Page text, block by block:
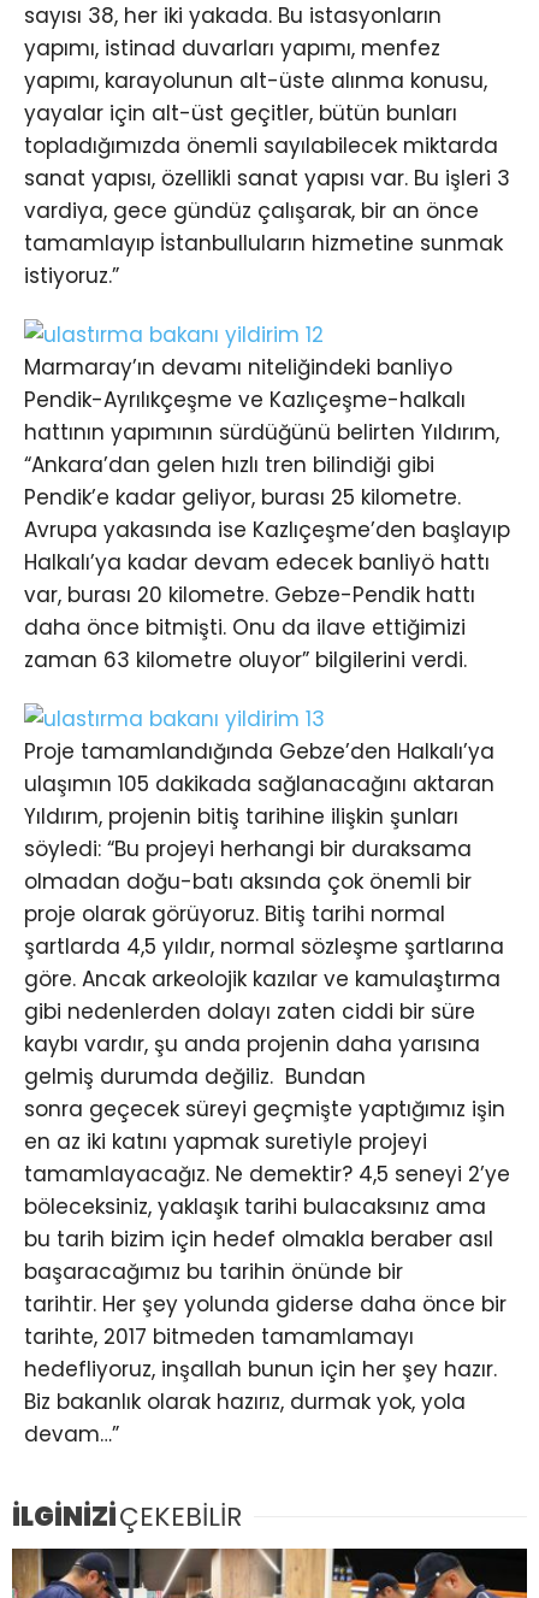
sayısı 38, her iki yakada. Bu istasyonların
yapımı, istinad duvarları yapımı, menfez
yapımı, karayolunun alt-üste alınma konusu,
yayalar için alt-üst geçitler, bütün bunları
topladığımızda önemli sayılabilecek miktarda
sanat yapısı, özellikli sanat yapısı var. Bu işleri 3
vardiya, gece gündüz çalışarak, bir an önce
tamamlayıp İstanbulluların hizmetine sunmak
istiyoruz.”
Marmaray’ın devamı niteliğindeki banliyo
Pendik-Ayrılıkçeşme ve Kazlıçeşme-halkalı
hattının yapımının sürdüğünü belirten Yıldırım,
“Ankara’dan gelen hızlı tren bilindiği gibi
Pendik’e kadar geliyor, burası 25 kilometre.
Avrupa yakasında ise Kazlıçeşme’den başlayıp
Halkalı’ya kadar devam edecek banliyö hattı
var, burası 20 kilometre. Gebze-Pendik hattı
daha önce bitmişti. Onu da ilave ettiğimizi
zaman 63 kilometre oluyor” bilgilerini verdi.
Proje tamamlandığında Gebze’den Halkalı’ya
ulaşımın 105 dakikada sağlanacağını aktaran
Yıldırım, projenin bitiş tarihine ilişkin şunları
söyledi: “Bu projeyi herhangi bir duraksama
olmadan doğu-batı aksında çok önemli bir
proje olarak görüyoruz. Bitiş tarihi normal
şartlarda 4,5 yıldır, normal sözleşme şartlarına
göre. Ancak arkeolojik kazılar ve kamulaştırma
gibi nedenlerden dolayı zaten ciddi bir süre
kaybı vardır, şu anda projenin daha yarısına
gelmiş durumda değiliz. Bundan
sonra geçecek süreyi geçmişte yaptığımız işin
en az iki katını yapmak suretiyle projeyi
tamamlayacağız. Ne demektir? 4,5 seneyi 2’ye
böleceksiniz, yaklaşık tarihi bulacaksınız ama
bu tarih bizim için hedef olmakla beraber asıl
başaracağımız bu tarihin önünde bir
tarihtir. Her şey yolunda giderse daha önce bir
tarihte, 2017 bitmeden tamamlamayı
hedefliyoruz, inşallah bunun için her şey hazır.
Biz bakanlık olarak hazırız, durmak yok, yola
devam…”
İLGİNİZİÇEKEBİLİR